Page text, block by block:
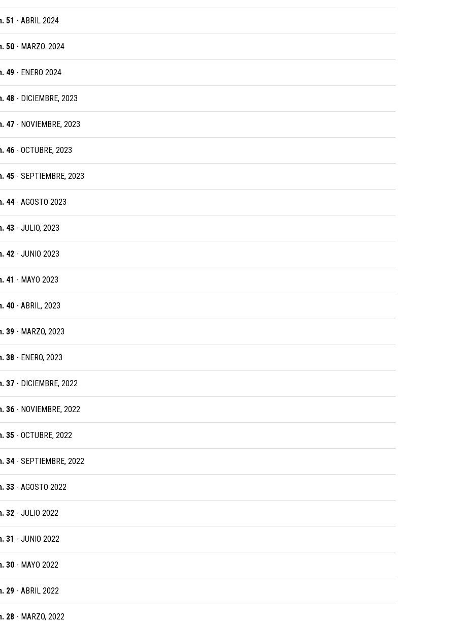
51 - ABRIL 2024
50 - MARZO. 2024
49 - ENERO 2024
48 - DICIEMBRE, 2023
47 - NOVIEMBRE, 2023
46 - OCTUBRE, 2023
45 - SEPTIEMBRE, 2023
44- AGOSTO 2023
43 - JULIO, 2023
42 - JUNIO 2023
41 - MAYO 2023
40 - ABRIL, 2023
39 - MARZO, 2023
38 - ENERO, 2023
37 - DICIEMBRE, 2022
36 - NOVIEMBRE, 2022
35 - OCTUBRE, 2022
34- SEPTIEMBRE, 2022
33 - AGOSTO 2022
32 - JULIO 2022
31 - JUNIO 2022
30 - MAYO 2022
29 - ABRIL 2022
28 - MARZO, 2022